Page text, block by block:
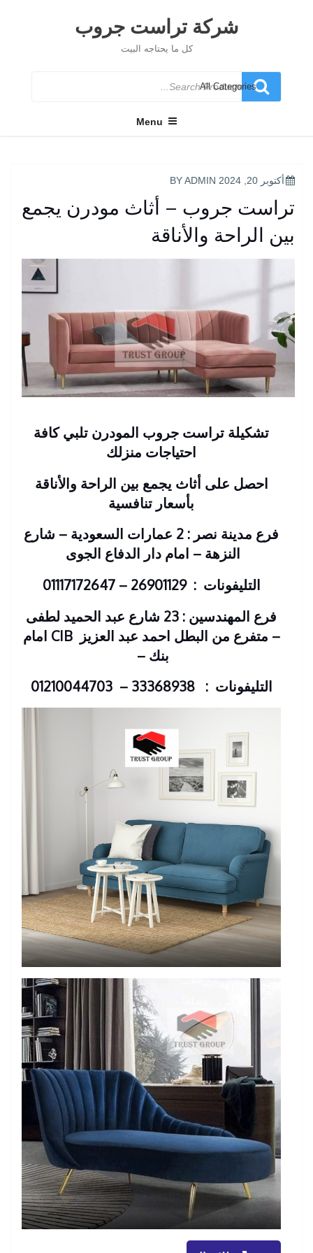
شركة تراست جروب
كل ما يحتاجه البيت
Search
for
Menu
POSTED
أكتوبر 20, 2024 ADMIN
تراست جروب – أثاث مودرن يجمع
بين الراحة والأناقة
تشكيلة تراست جروب المودرن تلبي كافة
احتياجات منزلك
احصل على أثاث يجمع بين الراحة والأناقة
بأسعار تنافسية
فرع مدينة نصر : 2 عمارات السعودية – شارع
النزهة – امام دار الدفاع الجوى
التليفونات : 26901129 – 01117172647
فرع المهندسين : 23 شارع عبد الحميد لطفى
– متفرع من البطل احمد عبد العزيز
CIB امام
بنك –
التليفونات : 33368938 – 01210044703